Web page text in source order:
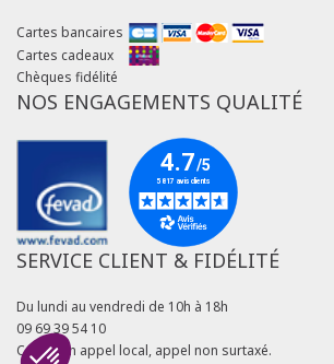
Cartes bancaires
Cartes cadeaux
Chèques fidélité
NOS ENGAGEMENTS QUALITÉ
SERVICE CLIENT & FIDÉLITÉ
Du lundi au vendredi de 10h à 18h
09 69 39 54 10
Coût d'un appel local, appel non surtaxé.